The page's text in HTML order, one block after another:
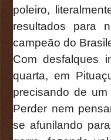
poleiro,
resultados para
campeão do
Com desfalques
quarta, em
precisando de
Perder nem
se afunilando